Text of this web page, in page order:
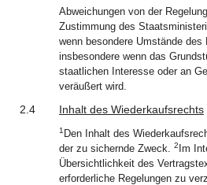
Abweichungen von der
Zustimmung des
wenn besondere Umstände
insbesondere wenn das
staatlichen Interesse oder an
veräußert wird.
2.4 Inhalt des Wiederkaufsrechts
1 Den Inhalt des
der zu sichernde Zweck. 2 Im
Übersichtlichkeit des
erforderliche Regelungen zu